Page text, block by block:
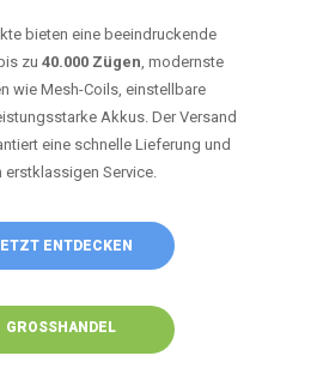
bieten eine beeindruckende
zu 40.000 Zügen, modernste
wie Mesh-Coils, einstellbare
Akkus. Der Versand
eine schnelle Lieferung und
erstklassigen Service.
ENTDECKEN
GROSSHANDEL